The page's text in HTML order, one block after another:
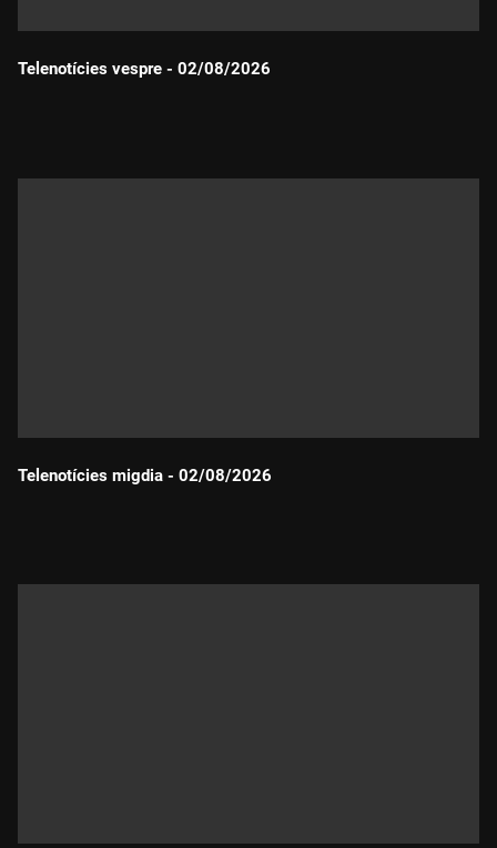
Telenotícies vespre - 02/08/2026
Telenotícies migdia - 02/08/2026